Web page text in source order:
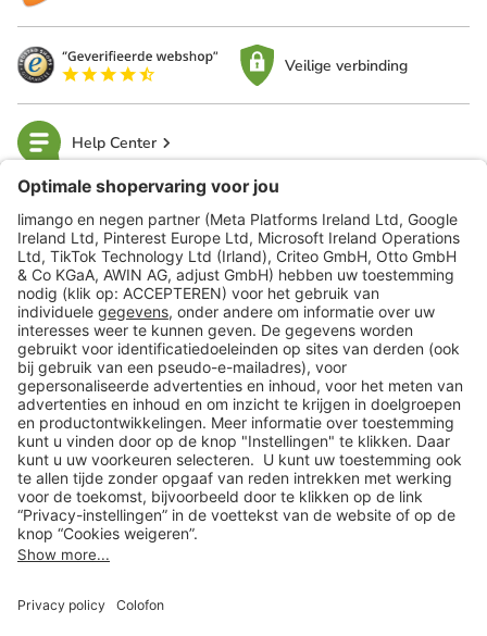
Veilige verbinding
Help Center
limango
Veilig winkelen
Klantenservice
Shop
Acties